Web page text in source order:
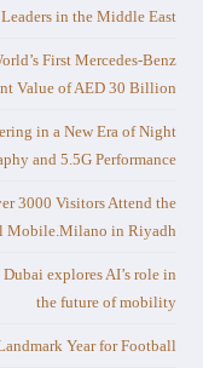
in the Middle East
First Mercedes-Benz
Value of AED 30 Billion
in a New Era of Night
and 5.5G Performance
3000 Visitors Attend the
Mobile.Milano in Riyadh
explores AI’s role in
the future of mobility
Year for Football